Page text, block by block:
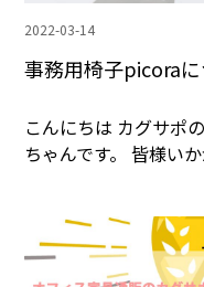
2022-03-14
事務用椅子picoraに
こんにちは カグサポ
ちゃんです。 皆様い